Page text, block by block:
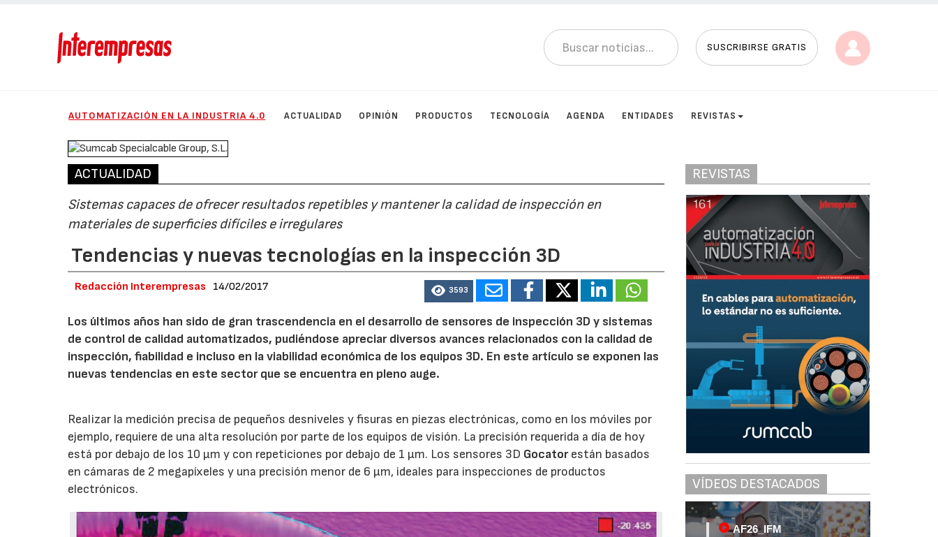
SUSCRIBIRSE GRATIS
AUTOMATIZACIÓN EN LA INDUSTRIA 4.0 ACTUALIDAD OPINIÓN PRODUCTOS TECNOLOGÍA AGENDA ENTIDADES REVISTAS
ACTUALIDAD
Sistemas capaces de ofrecer resultados repetibles y mantener la calidad de inspección en
materiales de superficies difíciles e irregulares
Tendencias y nuevas tecnologías en la inspección 3D
Redacción Interempresas 14/02/2017 3593
Los últimos años han sido de gran trascendencia en el desarrollo de sensores de inspección 3D y sistemas
de control de calidad automatizados, pudiéndose apreciar diversos avances relacionados con la calidad de
inspección, fiabilidad e incluso en la viabilidad económica de los equipos 3D. En este artículo se exponen las
nuevas tendencias en este sector que se encuentra en pleno auge.
Realizar la medición precisa de pequeños desniveles y fisuras en piezas electrónicas, como en los móviles por
ejemplo, requiere de una alta resolución por parte de los equipos de visión. La precisión requerida a día de hoy
está por debajo de los 10 µm y con repeticiones por debajo de 1 µm. Los sensores 3D Gocatorestán basados
en cámaras de 2 megapíxeles y una precisión menor de 6 µm, ideales para inspecciones de productos
electrónicos.
REVISTAS
VÍDEOS DESTACADOS
AF26_IFM AF26_IFM AF26_IFM